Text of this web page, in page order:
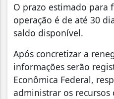
O prazo estimado para
operação é de até 30
saldo disponível.
Após concretizar a
informações serão
Econômica Federal,
administrar os recursos